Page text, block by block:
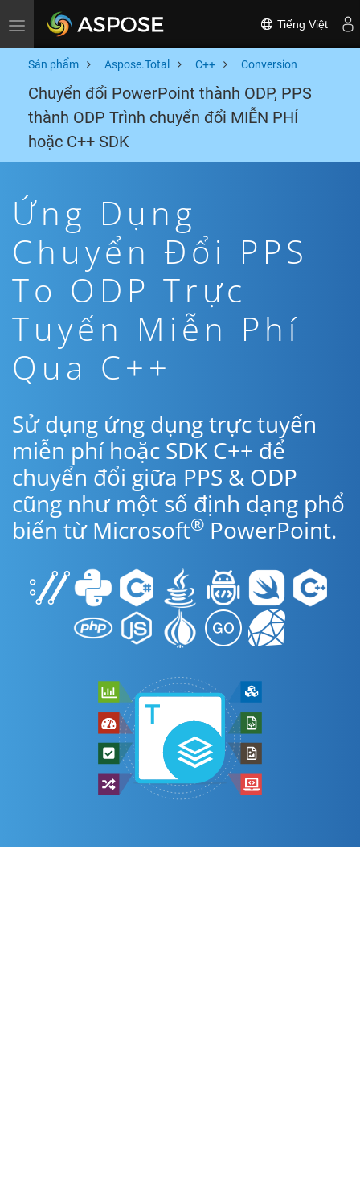
Toggle navigation Tiếng Việt
Sản phẩm Aspose.Total C++ Conversion
Chuyển đổi PowerPoint thành ODP, PPS
thành ODP Trình chuyển đổi MIỄN PHÍ
hoặc C++ SDK
Ứng Dụng
Chuyển Đổi PPS
To ODP Trực
Tuyến Miễn Phí
Qua C++
Sử dụng ứng dụng trực tuyến
miễn phí hoặc SDK C++ để
chuyển đổi giữa PPS & ODP
cũng như một số định dạng phổ
biến từ Microsoft® PowerPoint.